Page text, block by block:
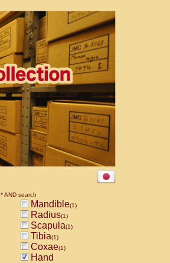
* AND search
Mandible(1)
Radius(1)
Scapula(1)
Tibia(1)
Coxae(1)
Hand